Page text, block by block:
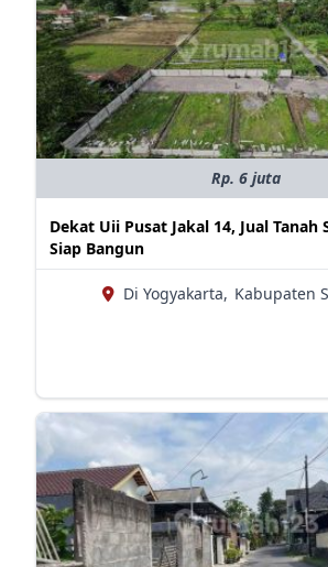
Rp. 6 juta
Dekat Uii Pusat Jakal 14, Jual Tanah
Siap Bangun
Di Yogyakarta, Kabupaten